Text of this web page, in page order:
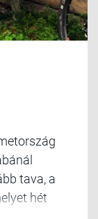
tava, a
hét